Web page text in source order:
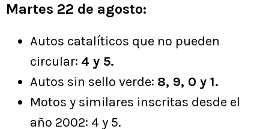
Martes 22 de agosto:
Autos catalíticos que no pueden
circular: 4 y 5.
Autos sin sello verde: 8, 9, 0 y 1.
Motos y similares inscritas desde el
año 2002: 4 y 5.